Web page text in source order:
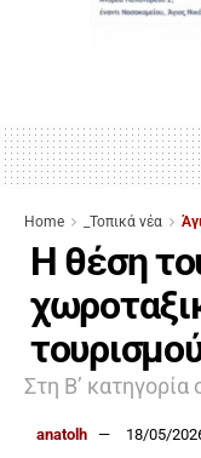
Home _Τοπικά νέα
Η θέση
Στη Β’
anatolh 18/05/